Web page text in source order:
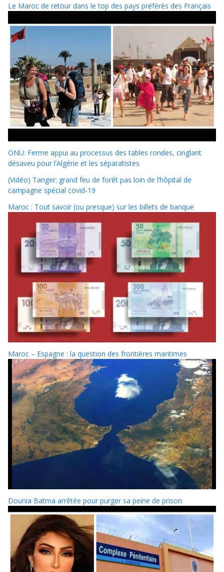
Le Maroc de retour dans le top des pays préférés des Français
ONU: Ferme appui au processus des tables rondes, cinglant
désaveu pour l’Algérie et les séparatistes
(Vidéo) Tanger: grand feu de forêt pas loin de l’hôpital de
campagne spécial covid-19
Maroc : Tout savoir (ou presque) sur les billets de banque
Maroc – Espagne : la question des frontières maritimes
Dounia Batma arrêtée pour purger sa peine de prison